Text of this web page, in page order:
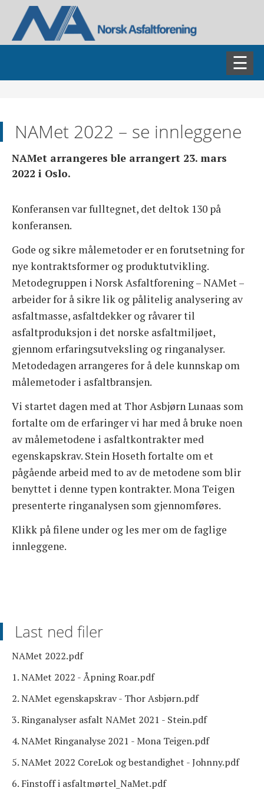
ASFALTDAGEN
FAGSEMINARER
MILJØDAGEN
STUDIETUR
ASFALT – PRAKTISK TALT
FAGGRUPPER
BLI MEDLEM
OM FORENINGEN
NAMet 2022 – se innleggene
NAMet arrangeres ble arrangert 23. mars
2022 i Oslo.
Konferansen var fulltegnet, det deltok 130 på
konferansen.
Gode og sikre målemetoder er en forutsetning for
nye kontraktsformer og produktutvikling.
Metodegruppen i Norsk Asfaltforening – NAMet –
arbeider for å sikre lik og pålitelig analysering av
asfaltmasse, asfaltdekker og råvarer til
asfaltproduksjon i det norske asfaltmiljøet,
gjennom erfaringsutveksling og ringanalyser.
Metodedagen arrangeres for å dele kunnskap om
målemetoder i asfaltbransjen.
Vi startet dagen med at Thor Asbjørn Lunaas som
fortalte om de erfaringer vi har med å bruke noen
av målemetodene i asfaltkontrakter med
egenskapskrav. Stein Hoseth fortalte om et
pågående arbeid med to av de metodene som blir
benyttet i denne typen kontrakter. Mona Teigen
presenterte ringanalysen som gjennomføres.
Klikk på filene under og les mer om de faglige
innleggene.
Last ned filer
NAMet 2022.pdf
1. NAMet 2022 - Åpning Roar.pdf
2. NAMet egenskapskrav - Thor Asbjørn.pdf
3. Ringanalyser asfalt NAMet 2021 - Stein.pdf
4. NAMet Ringanalyse 2021 - Mona Teigen.pdf
5. NAMet 2022 CoreLok og bestandighet - Johnny.pdf
6. Finstoff i asfaltmørtel_NaMet.pdf